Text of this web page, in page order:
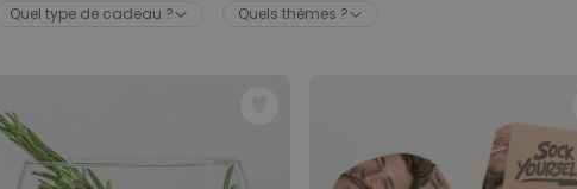
Personnalisable
Poster photo personnalisé
Quel type de cadeau ? Quels thèmes ?